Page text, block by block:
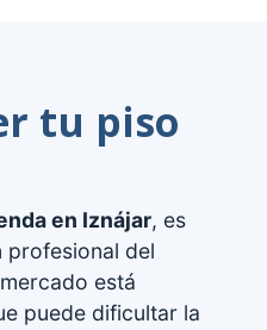
tu piso
en Iznájar, es
profesional del
está
puede dificultar la